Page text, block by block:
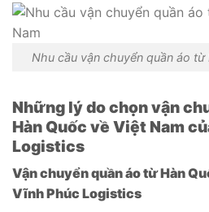
Nhu cầu vận chuyển quần áo
Những lý do chọn vận
Hàn Quốc về Việt Nam
Logistics
Vận chuyển quần áo từ Hàn
Vĩnh Phúc Logistics